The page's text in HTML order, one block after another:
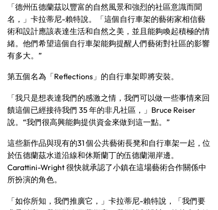
「德州伍德蘭茲以豐富的自然風景和強烈的社區意識而聞
名，」卡拉蒂尼-賴特說。「這個自行車架的藝術家相信藝
術和設計應該表達生活和自然之美，並且能夠喚起積極的情
緒。他們希望這個自行車架能夠提醒人們藝術對社區的影響
有多大。”
第五個名為「Reflections」的自行車架即將安裝。
「我只是想表達我們的感激之情，我們可以做一些事情來回
饋這個已經接待我們 35 年的非凡社區，」Bruce Reiser
說。“我們很高興能夠提供資金來做到這一點。”
這些新作品與現有的31 個公共藝術長凳和自行車架一起，位
於伍德蘭茲水道沿線和休斯蘭丁的伍德蘭湖岸邊。
Carattini-Wright 很快就承認了小鎮在這場藝術合作關係中
所扮演的角色。
「如你所知，我們推廣它，」卡拉蒂尼-賴特說，「我們要